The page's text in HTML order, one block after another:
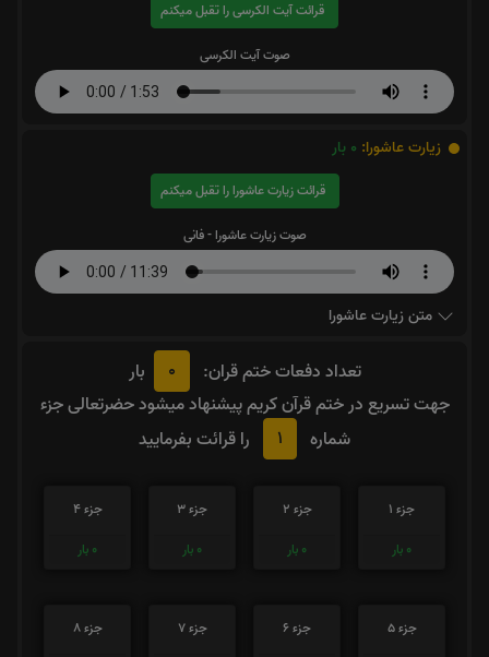
قرائت آیت الکرسی را تقبل میکنم
صوت آیت الکرسی
زیارت عاشورا: 0 بار
قرائت زیارت عاشورا را تقبل میکنم
صوت زیارت عاشورا - فانی
متن زیارت عاشورا
تعداد دفعات ختم قران: 0
بار
جهت تسریع در ختم قرآن کریم پیشنهاد میشود حضرتعالی جزء
شماره
1 را قرائت بفرمایید
جزء 1
0 بار
جزء 2
0 بار
جزء 3
0 بار
جزء 4
0 بار
جزء 5
جزء 6
جزء 7
جزء 8